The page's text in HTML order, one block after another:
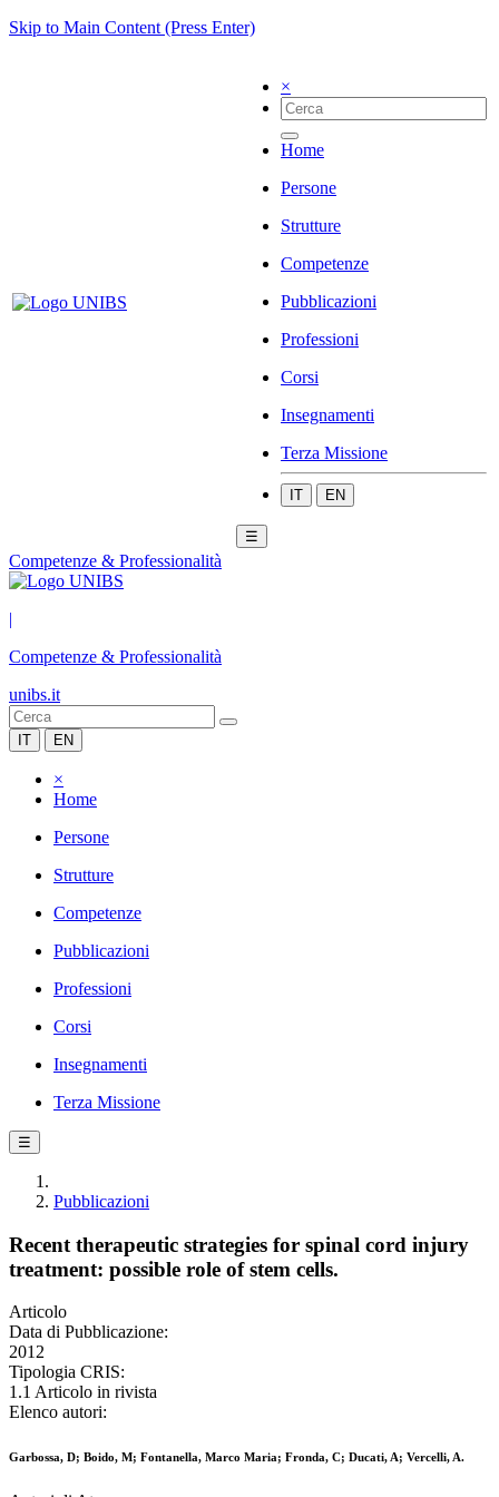
Skip to Main Content (Press Enter)
×
Home
Persone
Strutture
Competenze
Pubblicazioni
Professioni
Corsi
Insegnamenti
Terza Missione
IT EN
☰
Competenze & Professionalità
|
Competenze & Professionalità
unibs.it
IT EN
×
Home
Persone
Strutture
Competenze
Pubblicazioni
Professioni
Corsi
Insegnamenti
Terza Missione
☰
Pubblicazioni
Recent therapeutic strategies for spinal cord injury
treatment: possible role of stem cells.
Articolo
Data di Pubblicazione:
2012
Tipologia CRIS:
1.1 Articolo in rivista
Elenco autori:
Garbossa, D; Boido, M; Fontanella, Marco Maria; Fronda, C; Ducati, A; Vercelli, A.